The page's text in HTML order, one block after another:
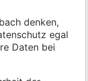
denken,
egal
Daten bei